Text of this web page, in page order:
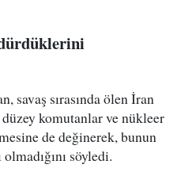
savaş sırasında ölen İran
komutanlar ve nükleer
de değinerek, bunun
söyledi.